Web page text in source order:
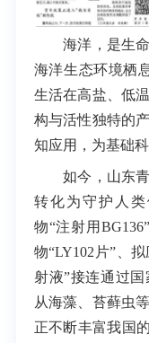
海洋，是生命
海洋生态环境栖
生活在高盐、低
构与活性独特的
知应用，为基础
如今，山东青
转化为守护人
物“注射用
物“LY102片”、
射液”接连通过
从海藻、苔藓虫
正不断丰富我国